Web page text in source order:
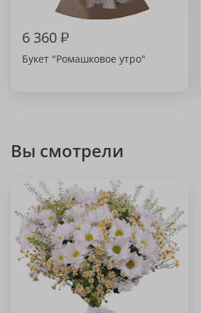
6 360₽
Букет "Ромашковое утро"
Вы смотрели